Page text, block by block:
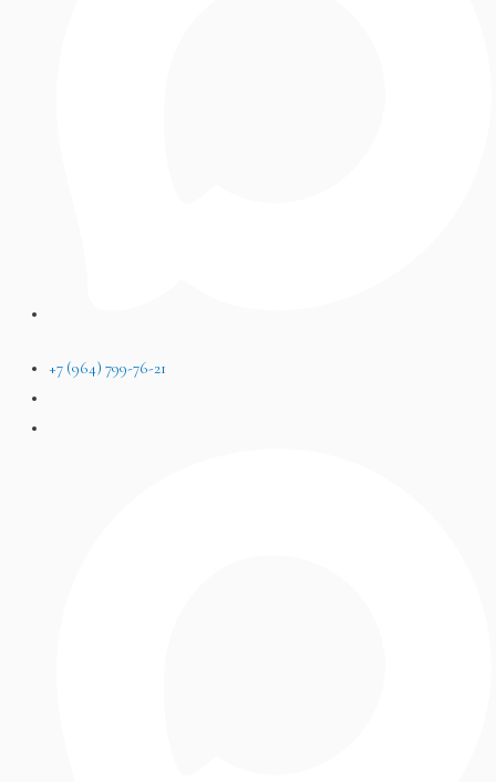
+7 (964) 799-76-21